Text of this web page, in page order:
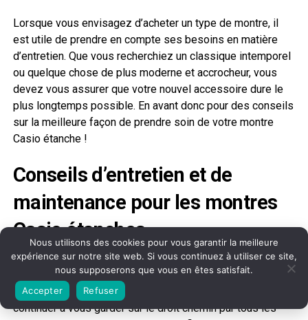
Lorsque vous envisagez d’acheter un type de montre, il
est utile de prendre en compte ses besoins en matière
d’entretien. Que vous recherchiez un classique intemporel
ou quelque chose de plus moderne et accrocheur, vous
devez vous assurer que votre nouvel accessoire dure le
plus longtemps possible. En avant donc pour des conseils
sur la meilleure façon de prendre soin de votre montre
Casio étanche !
Conseils d’entretien et de
maintenance pour les montres
Casio étanches
Prendre soin d’une montre Casio étanche est une
nécessité absolue ! Après tout, c’est la seule façon de
s’assurer que votre garde-temps bien-aimé puisse
continuer à vous garder sur le droit chemin par tous les
Nous utilisons des cookies pour vous garantir la meilleure
expérience sur notre site web. Si vous continuez à utiliser ce site,
nous supposerons que vous en êtes satisfait.
Accepter
Refuser